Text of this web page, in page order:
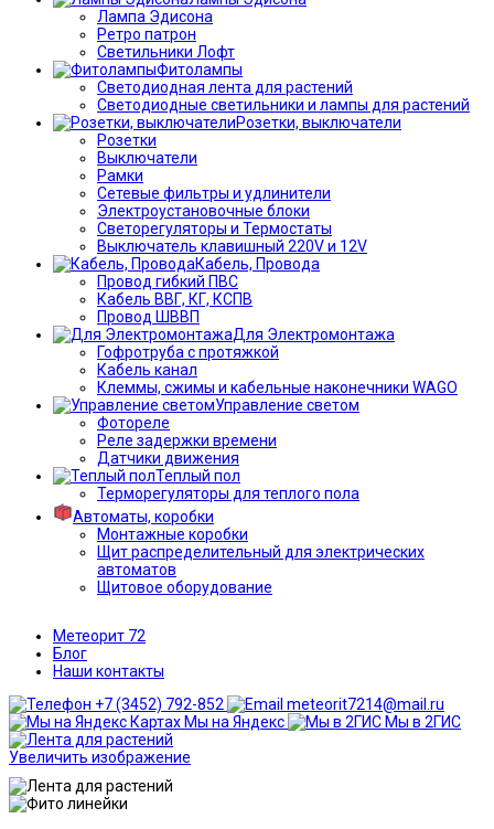
Лампа Эдисона
Ретро патрон
Светильники Лофт
Фитолампы
Светодиодная лента для растений
Светодиодные светильники и лампы для растений
Розетки, выключатели
Розетки
Выключатели
Рамки
Сетевые фильтры и удлинители
Электроустановочные блоки
Светорегуляторы и Термостаты
Выключатель клавишный 220V и 12V
Кабель, Провода
Провод гибкий ПВС
Кабель ВВГ, КГ, КСПВ
Провод ШВВП
Для Электромонтажа
Гофротруба с протяжкой
Кабель канал
Клеммы, сжимы и кабельные наконечники WAGO
Управление светом
Фотореле
Реле задержки времени
Датчики движения
Теплый пол
Терморегуляторы для теплого пола
Автоматы, коробки
Монтажные коробки
Щит распределительный для электрических
автоматов
Щитовое оборудование
Метеорит 72
Блог
Наши контакты
+7 (3452) 792-852
meteorit7214@mail.ru
Мы на Яндекс
Мы в 2ГИС
Увеличить изображение